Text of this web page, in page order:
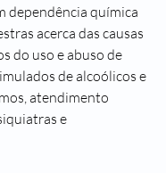
dependência química
acerca das causas
do uso e abuso de
de alcoólicos e
atendimento
e